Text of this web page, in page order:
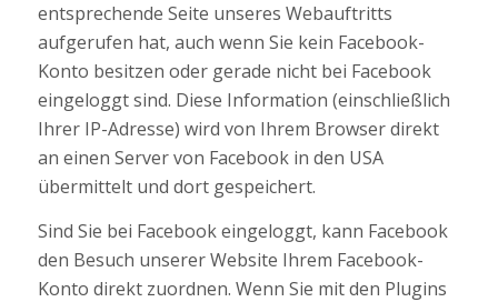
entsprechende Seite unseres Webauftritts
aufgerufen hat, auch wenn Sie kein Facebook-
Konto besitzen oder gerade nicht bei Facebook
eingeloggt sind. Diese Information (einschließlich
Ihrer IP-Adresse) wird von Ihrem Browser direkt
an einen Server von Facebook in den USA
übermittelt und dort gespeichert.
Sind Sie bei Facebook eingeloggt, kann Facebook
den Besuch unserer Website Ihrem Facebook-
Konto direkt zuordnen. Wenn Sie mit den Plugins